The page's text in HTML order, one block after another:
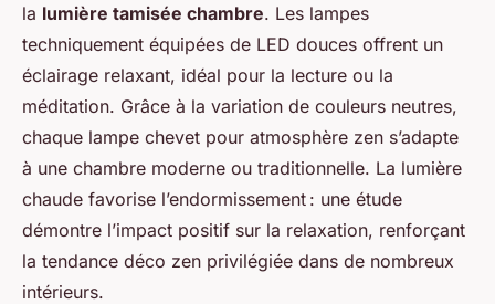
la lumière tamisée chambre. Les lampes
techniquement équipées de LED douces offrent un
éclairage relaxant, idéal pour la lecture ou la
méditation. Grâce à la variation de couleurs neutres,
chaque lampe chevet pour atmosphère zen s’adapte
à une chambre moderne ou traditionnelle. La lumière
chaude favorise l’endormissement : une étude
démontre l’impact positif sur la relaxation, renforçant
la tendance déco zen privilégiée dans de nombreux
intérieurs.